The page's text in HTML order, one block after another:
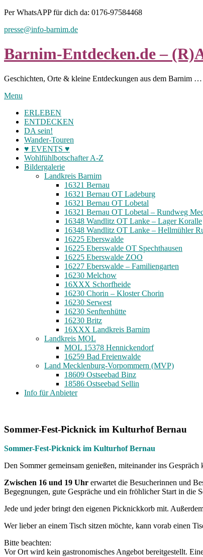
Skip
content
Per WhatsAPP für dich da: 0176-97584468
presse@info-barnim.de
Barnim-Entdecken.de –
Geschichten, Orte & kleine Entdeckungen aus dem Barnim
Menu
ERLEBEN
ENTDECKEN
DA sein!
Wander-Touren
♥ EVENTS ♥
Wohlfühlbotschafter A-Z
Bildergalerie
Landkreis Barnim
16321 Bernau
16321 Bernau OT Ladeburg
16321 Bernau OT Lobetal
16321 Bernau OT Lobetal – Rundweg
16348 Wandlitz OT Lanke – Lager Koralle
16348 Wandlitz OT Lanke – Hellmühler
16225 Eberswalde
16225 Eberswalde OT Spechthausen
16225 Eberswalde ZOO
16227 Eberswalde – Familiengarten
16230 Melchow
16XXX Schorfheide
16230 Chorin – Kloster Chorin
16230 Serwest
16230 Senftenhütte
16230 Britz
16XXX Landkreis Barnim
Landkreis MOL
MOL 15378 Hennickendorf
16259 Bad Freienwalde
Land Mecklenburg-Vorpommern (MVP)
18609 Ostseebad Binz
18586 Ostseebad Sellin
Info für Anbieter
Sommer-Fest-Picknick im Kulturhof Bernau
Sommer-Fest-Picknick im Kulturhof Bernau
Den Sommer gemeinsam genießen, miteinander ins
Zwischen 16 und 19 Uhr erwartet die Besucherinnen und
Begegnungen, gute Gespräche und ein fröhlicher Start in die
Jede und jeder bringt den eigenen Picknickkorb mit.
Wer lieber an einem Tisch sitzen möchte, kann vorab einen
Bitte beachten:
Vor Ort wird kein gastronomisches Angebot bereitgestellt.